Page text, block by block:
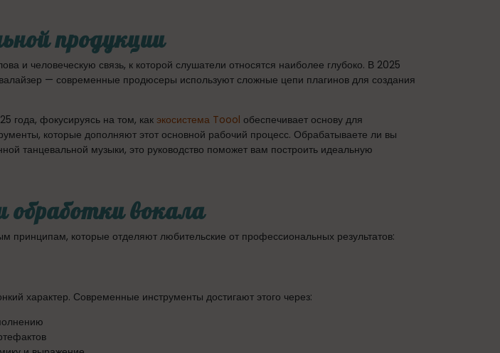
продукции
и человеческую связь, к которой слушатели относятся наиболее глубоко. В 2025
— современные продюсеры используют сложные цепи плагинов для создания
года, фокусируясь на том, как экосистема Toool обеспечивает основу для
которые дополняют этот основной рабочий процесс. Обрабатываете ли вы
танцевальной музыки, это руководство поможет вам построить идеальную
обработки вокала
принципам, которые отделяют любительские от профессиональных результатов:
характер. Современные инструменты достигают этого через: